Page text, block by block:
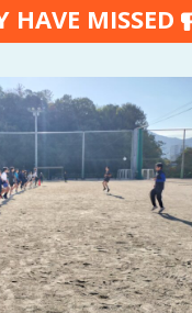
HAVE MISSED